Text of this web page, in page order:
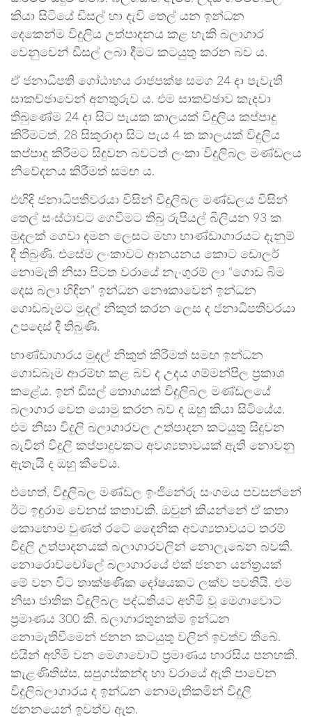
කියා සිටියේ ඩීසල් හා දැවි තෙල් යන ඉන්ධන
දෙකෙන්ම විදුලිය උත්පාදනය කළ හැකි බලාගාර
වෙනුවෙන් ඩීසල් ලබා දීමට කටයුතු කරන බව ය.
ඒ ජනාධිපති ගෝඨාභය රාජපක්ෂ සමග 24 දා පැවැති
සාකච්ඡාවෙන් අනතුරුව ය. එම සාකච්ඡාව කැදවා
තිබුණේම 24 දා සිට පැයක කාලයක් විදුලිය කප්පාදු
කිරීමටත්, 28 සිකුරාදා සිට පැය 4 ක කාලයක් විදුලිය
කප්පාදු කිරීමට සිදුවන බවටත් ලංකා විදුලිබල මණ්ඩලය
නිවේදනය කිරීමත් සමඟ ය.
එහිදි ජනාධිපතිවරයා විසින් විදුලිබල මණ්ඩලය විසින්
තෙල් සංස්ථාවට ගෙවීමට තිබු රුපියල් බිලියන 93 ක
මුදලක් ගෙවා දමන ලෙසට මහා භාණ්ඩාගාරයට දැනුම්
දී තිබුණි. එසේම ලංකාවට ආනයනය කොට ඩොලර්
නොමැති නිසා පිටත වරායේ නැංගුරම් ලා “ගොඩ බිම
දෙස බලා හිඳින” ඉන්ධන නෞකාවෙන් ඉන්ධන
ගොඩබෑමට මුදල් නිකුත් කරන ලෙස ද ජනාධිපතිවරයා
උපදෙස් දී තිබුණි.
භාණ්ඩාගාරය මුදල් නිකුත් කිරීමත් සමඟ ඉන්ධන
ගොඩබෑම ආරම්භ කළ බව ද උදය ගම්මන්පිල ප්‍රකාශ
කළේය. ඉන් ඩීසල් තොගයක් විදුලිබල මණ්ඩලයේ
බලාගාර වෙත යොමු කරන බව ද ඔහු කියා සිටියේය.
එම නිසා විදුලි බලාගාරවල උත්පාදන කටයුතු සිදුවන
බැවින් විදුලි කප්පාදුවකට අවශ්‍යතාවයක් ඇති නොවනු
ඇතැයි ද ඔහු කීවේය.
එහෙත්, විදුලිබල මණ්ඩල ඉංජිනේරු සංගමය පවසන්නේ
ඊට ඉඳුරාම වෙනස් කතාවකි. ඔවුන් කියන්නේ ඒ කතා
කොහොම වුණත් රටේ දෛනික අවශ්‍යතාවයට තරම්
විදුලි උත්පාදනයක් බලාගාරවලින් නොලැබෙන බවකි.
නොරොච්චෝලේ බලාගාරයේ එක් ජනන යන්ත්‍රයක්
මේ වන විට තාක්ෂණික දෝෂයකට ලක්ව පවතියි. එම
නිසා ජාතික විදුලිබල පද්ධතියට අහිමි වූ මෙගාවොට්
ප්‍රමාණය 300 කි. බලාගාරතුනක්ම ඉන්ධන
නොමැතිවීමෙන් ජනන කටයුතු වලින් ඉවත්ව තිබේ.
එයින් අහිමි වන මෙගාවොට් ප්‍රමාණය හාරසිය පනහකි.
කැළණිතිස්ස, සපුගස්කන්ද හා වරායේ ඇති පාවෙන
විදුලිබලාගාරය ද ඉන්ධන නොමැතිකමින් විදුලි
ජනනයෙන් ඉවත්ව ඇත.